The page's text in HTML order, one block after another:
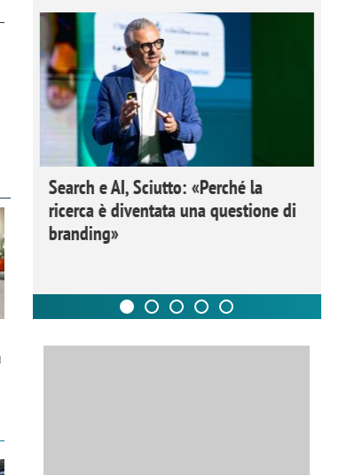
Search e AI, Sciutto: «Perché la
ricerca è diventata una questione di
branding»